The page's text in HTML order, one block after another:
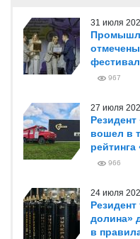
31 июля
967
27 июля
вошел в
рейтинга
966
24 июля
долина»
в